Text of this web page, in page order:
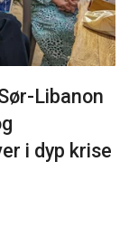
Libanon
i dyp krise